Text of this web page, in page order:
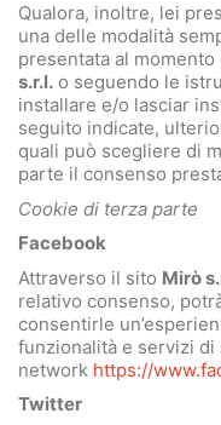
Qualora, inoltre, lei
una delle modalità
presentata al
s.r.l. o seguendo le
installare e/o lasciar
seguito indicate,
quali può scegliere di
parte il consenso
Cookie di terza parte
Facebook
Attraverso il sito Mirò
relativo consenso,
consentirle
funzionalità e servizi di
network https://
Twitter